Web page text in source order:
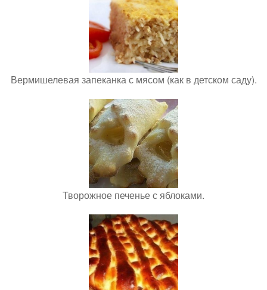
Вермишелевая запеканка с мясом (как в детском саду).
Творожное печенье с яблоками.